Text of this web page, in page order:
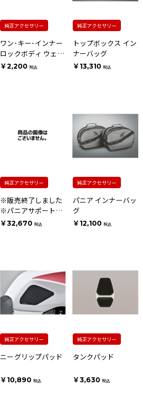
純正アクセサリー
ワン･キー･インナー
ロックボディ ウェー
ブタイプキー用
￥2,200 税込
純正アクセサリー
トップボックス イン
ナーバッグ
￥13,310 税込
純正アクセサリー
※販売終了しました
※パニアサポートス
テー
￥32,670 税込
純正アクセサリー
パニア インナーバッ
グ
￥12,100 税込
純正アクセサリー
ニーグリップパッド
￥10,890 税込
純正アクセサリー
タンクパッド
￥3,630 税込